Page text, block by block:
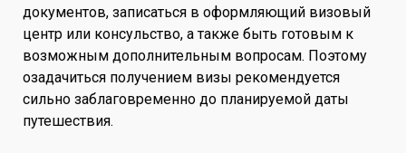
документов, записаться в оформляющий визовый
центр или консульство, а также быть готовым к
возможным дополнительным вопросам. Поэтому
озадачиться получением визы рекомендуется
сильно заблаговременно до планируемой даты
путешествия.